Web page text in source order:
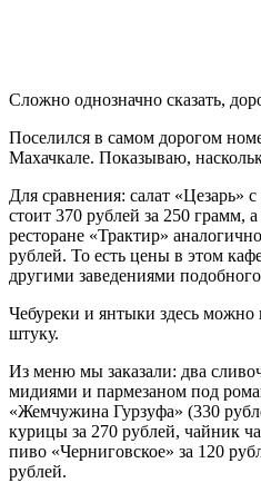
Сложно однозначно сказать,
Поселился в самом дорогом
Махачкале. Показываю,
Для сравнения: салат «Цезарь»
стоит 370 рублей за 250 грамм,
ресторане «Трактир»
рублей. То есть цены в этом
другими заведениями
Чебуреки и янтыки здесь можно
штуку.
Из меню мы заказали: два
мидиями и пармезаном под
«Жемчужина Гурзуфа» (330
курицы за 270 рублей, чайник
пиво «Черниговское» за 120
рублей.